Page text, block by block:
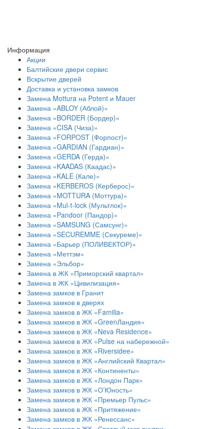
Информация
Акции
Балтийские двери сервис
Вскрытие дверей
Доставка и установка замков
Замена Mottura на Potent и Mauer
Замена «ABLOY (Аблой)»
Замена «BORDER (Бордер)»
Замена «CISA (Чиза)»
Замена «FORPOST (Форпост)»
Замена «GARDIAN (Гардиан)»
Замена «GERDA (Герда)»
Замена «KAADAS (Каадас)»
Замена «KALE (Кале)»
Замена «KERBEROS (Керберос)»
Замена «MOTTURA (Моттура)»
Замена «Mul-t-lock (Мультлок)»
Замена «Pandoor (Пандор)»
Замена «SAMSUNG (Самсунг)»
Замена «SECUREMME (Секуреме)»
Замена «Барьер (ПОЛИВЕКТОР)»
Замена «Меттэм»
Замена «Эльбор»
Замена в ЖК «Приморский квартал»
Замена в ЖК «Цивилизация»
Замена замков в Гранит
Замена замков в дверях
Замена замков в ЖК «Familia»
Замена замков в ЖК «GreenЛандия»
Замена замков в ЖК «Neva Residence»
Замена замков в ЖК «Pulse на набережной»
Замена замков в ЖК «Riversidee»
Замена замков в ЖК «Английский Квартал»
Замена замков в ЖК «Континенты»
Замена замков в ЖК «Лондон Парк»
Замена замков в ЖК «О’Юность»
Замена замков в ЖК «Премьер Пульс»
Замена замков в ЖК «Притяжение»
Замена замков в ЖК «Ренессанс»